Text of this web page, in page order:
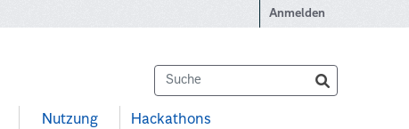
Anmelden
Nutzung Hackathons